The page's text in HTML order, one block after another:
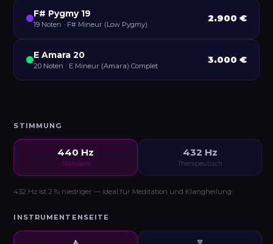
F# Pygmy 19
19 Noten · F# Mineur (Low Pygmy)
2.900 €
E Amara 20
20 Noten · E Mineur (Amara) Complet
3.000 €
STIMMUNG
440 Hz
Standard
432 Hz
Therapeutisch
432 Hz ist 2 % niedriger — ideal für Meditation und Klangheilung.
INSTRUMENTENSEITE